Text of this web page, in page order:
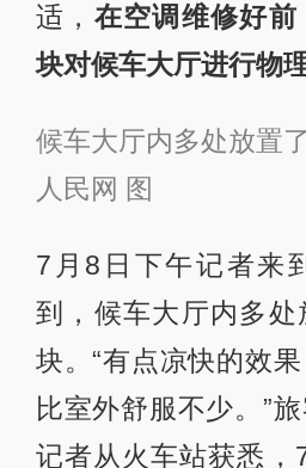
适， 在空调维修好
块对候车大厅进行物理
候车大厅内多处放置
人民网 图
7月8日下午记者来
到，候车大厅内多
块。“有点凉快的效
比室外舒服不少。”旅
记者从火车站获悉，